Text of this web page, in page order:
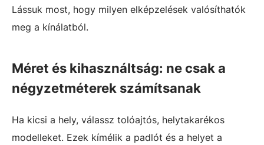
Lássuk most, hogy milyen elképzelések valósíthatók
meg a kínálatból.
Méret és kihasználtság: ne csak a
négyzetméterek számítsanak
Ha kicsi a hely, válassz tolóajtós, helytakarékos
modelleket. Ezek kímélik a padlót és a helyet a